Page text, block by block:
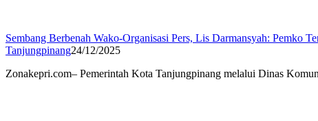
Sembang Berbenah Wako-Organisasi Pers, Lis Darmansyah: Pemko
Tanjungpinang24/12/2025
Zonakepri.com– Pemerintah Kota Tanjungpinang melalui Dinas